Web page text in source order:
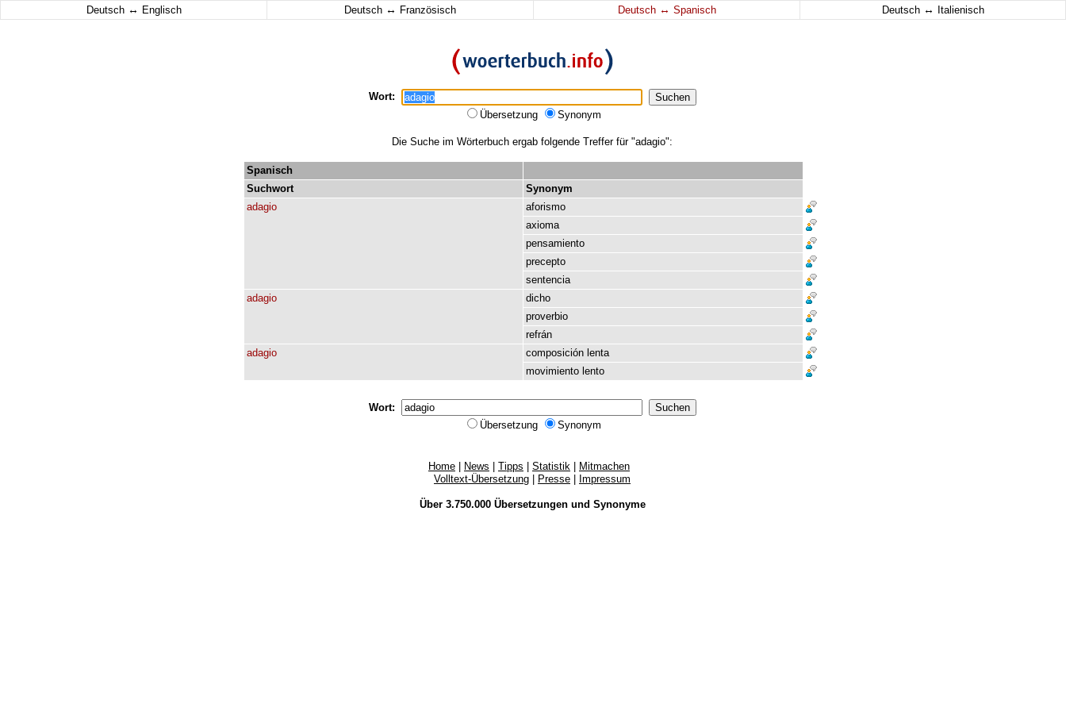
Deutsch ↔ Englisch Deutsch ↔ Französisch Deutsch ↔ Spanisch Deutsch ↔ Italienisch
Wort:
Übersetzung
Synonym
Die Suche im Wörterbuch ergab folgende Treffer für "adagio":
Spanisch
Suchwort
Synonym
adagio
aforismo
axioma
pensamiento
precepto
sentencia
adagio
dicho
proverbio
refrán
adagio
composición lenta
movimiento lento
Wort:
Übersetzung
Synonym
Home News Tipps Statistik
Mitmachen
Volltext-Übersetzung
Presse Impressum
Über 3.750.000 Übersetzungenund Synonyme